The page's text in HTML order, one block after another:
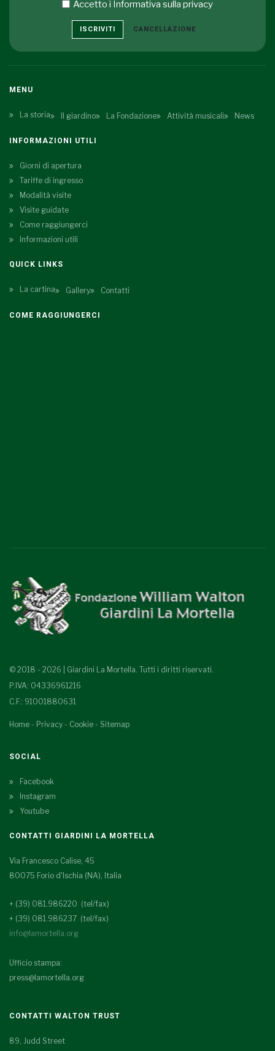
Accetto i Informativa sulla privacy
ISCRIVITI CANCELLAZIONE
MENU
La storia Il giardino La Fondazione Attività musicali News
INFORMAZIONI UTILI
Giorni di apertura
Tariffe di ingresso
Modalità visite
Visite guidate
Come raggiungerci
Informazioni utili
QUICK LINKS
La cartina Gallery Contatti
COME RAGGIUNGERCI
© 2018 - 2026 | Giardini La Mortella. Tutti i diritti riservati.
P.IVA: 04336961216
C.F.: 91001880631
Home - Privacy - Cookie - Sitemap
SOCIAL
Facebook
Instagram
Youtube
CONTATTI GIARDINI LA MORTELLA
Via Francesco Calise, 45
80075 Forio d'Ischia (NA), Italia
+ (39) 081.986220 (tel/fax)
+ (39) 081.986237 (tel/fax)
info@lamortella.org
Ufficio stampa:
press@lamortella.org
CONTATTI WALTON TRUST
89, Judd Street